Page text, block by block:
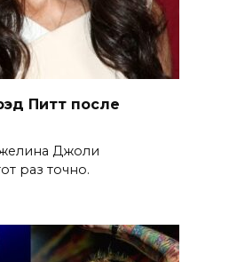
Питт после
Джоли
раз точно.